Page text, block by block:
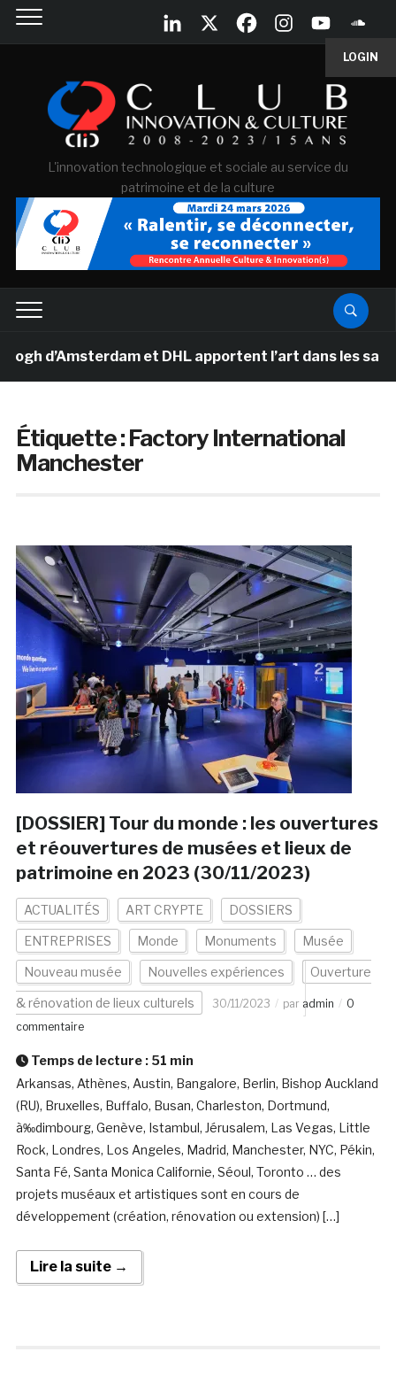
LOGIN
L'innovation technologique et sociale au service du
patrimoine et de la culture
d’Amsterdam et DHL apportent l’art dans les salles
Étiquette :Factory International
Manchester
[DOSSIER] Tour du monde : les ouvertures
et réouvertures de musées et lieux de
patrimoine en 2023 (30/11/2023)
ACTUALITÉS ART CRYPTE DOSSIERS
ENTREPRISES Monde Monuments Musée
Nouveau musée Nouvelles expériences Ouverture
& rénovation de lieux culturels 30/11/2023 par admin
0
commentaire
Temps de lecture : 51 min
Arkansas, Athènes, Austin, Bangalore, Berlin, Bishop Auckland
(RU), Bruxelles, Buffalo, Busan, Charleston, Dortmund,
à‰dimbourg, Genève, Istambul, Jérusalem, Las Vegas, Little
Rock, Londres, Los Angeles, Madrid, Manchester, NYC, Pékin,
Santa Fé, Santa Monica Californie, Séoul, Toronto … des
projets muséaux et artistiques sont en cours de
développement (création, rénovation ou extension) […]
Lire la suite →